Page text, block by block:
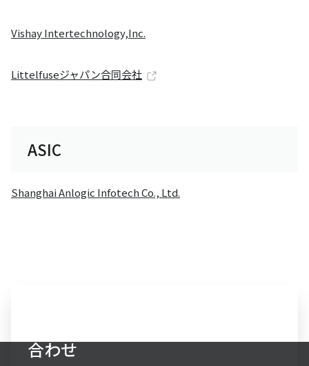
Vishay Intertechnology,Inc.
Littelfuseジャパン合同会社
ASIC
Shanghai Anlogic Infotech Co., Ltd.
合わせ